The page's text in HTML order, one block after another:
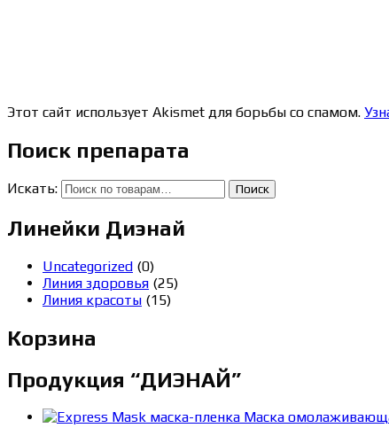
Этот сайт использует Akismet для борьбы со спамом.
Поиск препарата
Искать: Поиск
Линейки Диэнай
Uncategorized (0)
Линия здоровья (25)
Линия красоты (15)
Корзина
Продукция “ДИЭНАЙ”
Маска